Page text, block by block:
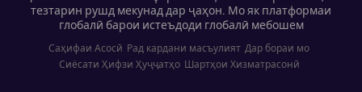
тезтарин рушд мекунад дар ҷаҳон. Мо як платформаи
глобалӣ барои истеъдоди глобалӣ мебошем
Саҳифаи Асосӣ Рад кардани масъулият Дар бораи мо
Сиёсати Ҳифзи Ҳуҷҷатҳо Шартҳои Хизматрасонӣ